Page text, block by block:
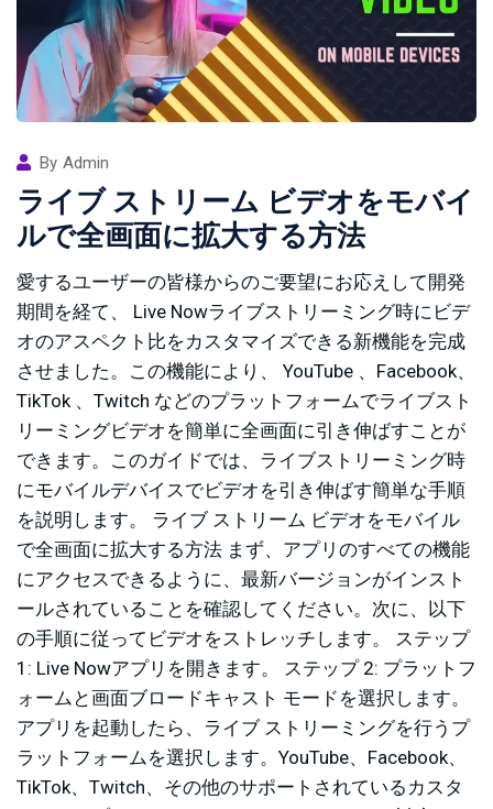
By Admin
ライブ ストリーム ビデオをモバイ
ルで全画面に拡大する方法
愛するユーザーの皆様からのご要望にお応えして開発
期間を経て、 Live Nowライブストリーミング時にビデ
オのアスペクト比をカスタマイズできる新機能を完成
させました。この機能により、 YouTube 、Facebook、
TikTok 、Twitch などのプラットフォームでライブスト
リーミングビデオを簡単に全画面に引き伸ばすことが
できます。このガイドでは、ライブストリーミング時
にモバイルデバイスでビデオを引き伸ばす簡単な手順
を説明します。 ライブ ストリーム ビデオをモバイル
で全画面に拡大する方法 まず、アプリのすべての機能
にアクセスできるように、最新バージョンがインスト
ールされていることを確認してください。次に、以下
の手順に従ってビデオをストレッチします。 ステップ
1: Live Nowアプリを開きます。 ステップ 2: プラットフ
ォームと画面ブロードキャスト モードを選択します。
アプリを起動したら、ライブ ストリーミングを行うプ
ラットフォームを選択します。YouTube、Facebook、
TikTok、Twitch、その他のサポートされているカスタ